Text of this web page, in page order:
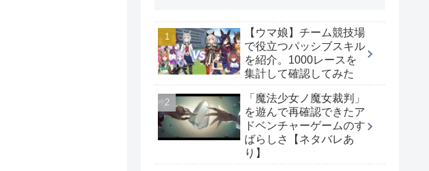
【ウマ娘】チーム競技場
で役立つパッシブスキル
を紹介。1000レースを
集計して確認してみた
「魔法少女ノ魔女裁判」
を遊んで再確認できたア
ドベンチャーゲームのす
ばらしさ【ネタバレあ
り】